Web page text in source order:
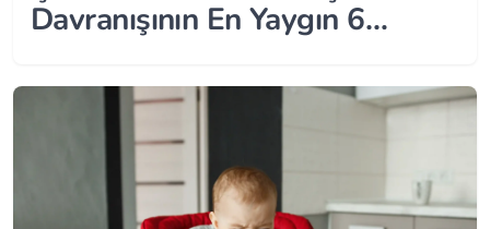
Davranışının En Yaygın 6